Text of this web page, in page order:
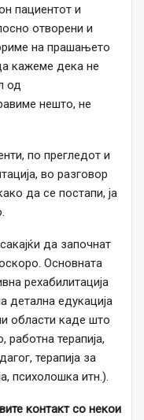
пациентот и
отворени и
на прашањето
кажеме дека не
од
нешто, не
по прегледот и
во разговор
да се постапи, ја
да започнат
Основната
рехабилитација
детална едукација
области каде што
терапија,
терапија за
психолошка итн.).
контакт со некои